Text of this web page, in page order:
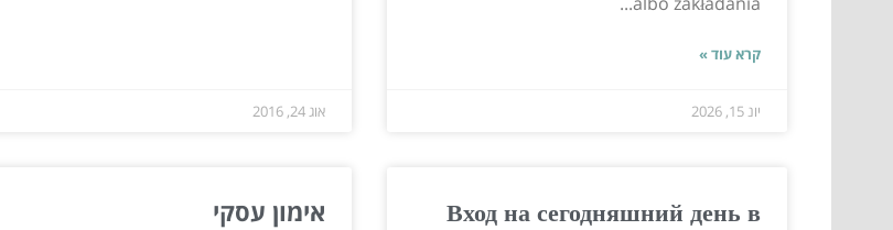
קרא עוד »
יונ 15, 2026 אוג 24, 2016
Вход на сегодняшний день в
אימון עסקי